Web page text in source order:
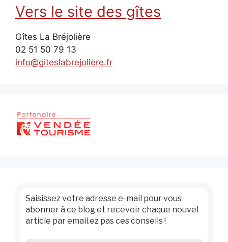
Vers le site des gîtes
Gîtes La Bréjolière
02 51 50 79 13
info@giteslabrejoliere.fr
Saisissez votre adresse e-mail pour vous
abonner à ce blog et recevoir chaque nouvel
article par email.ez pas ces conseils !